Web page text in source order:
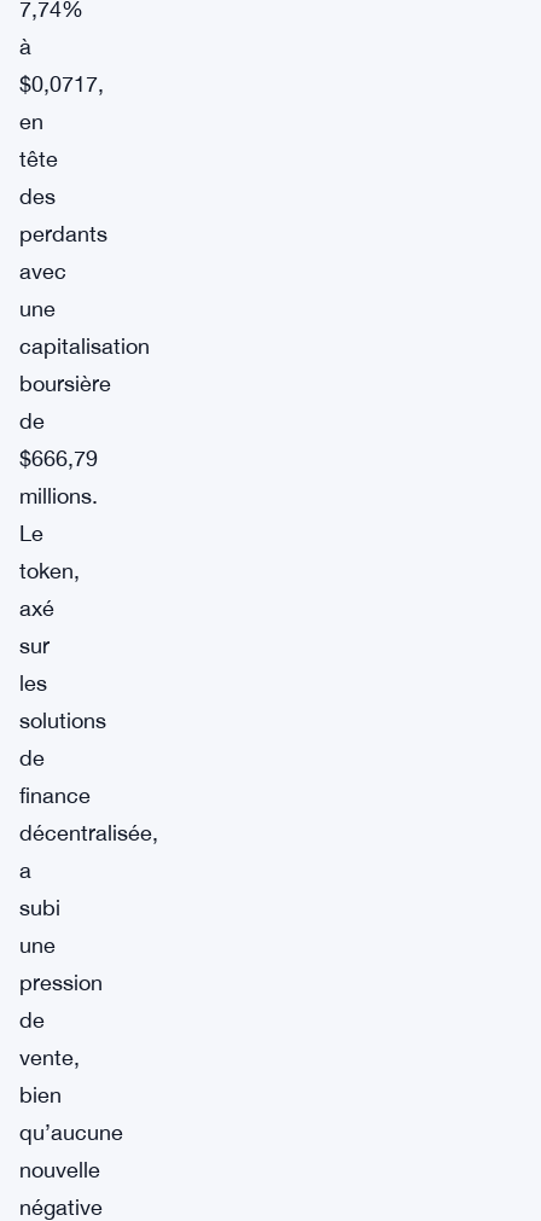
7,74%
à
$0,0717,
en
tête
des
perdants
avec
une
capitalisation
boursière
de
$666,79
millions.
Le
token,
axé
sur
les
solutions
de
finance
décentralisée,
a
subi
une
pression
de
vente,
bien
qu’aucune
nouvelle
négative